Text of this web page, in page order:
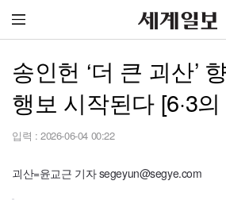
송인헌 ‘더 큰 괴산’
행보 시작된다 [6·3
입력 : 2026-06-04 00:22
괴산=윤교근 기자 segeyun@segye.com